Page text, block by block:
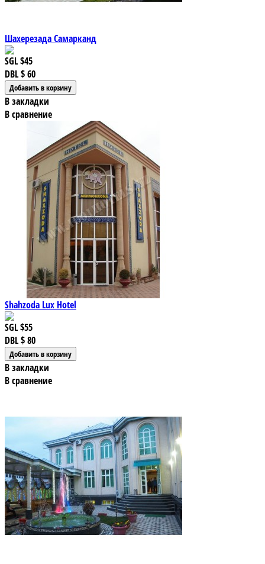
Шахерезада Самарканд
SGL$45
DBL$ 60
В закладки
В сравнение
Shahzoda Lux Hotel
SGL$55
DBL$ 80
В закладки
В сравнение